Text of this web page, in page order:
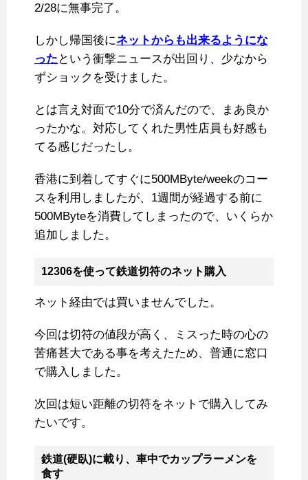
2/28に無事完了。
しかし帰国後にネットからも出来るようにな
った という衝撃ニュースが出回り、少なから
ずショックを受けました。
とは言え対面で10分で済んだので、まあ良か
ったかな。対応してくれた男性店員も好感も
てる感じだったし。
香港に到着してすぐに500MByte/weekのコー
スを利用しましたが、1週間が経過する前に
500MByteを消費してしまったので、いくらか
追加しました。
12306を使って鉄道切符のネット購入
ネット経由では買いませんでした。
今回は切符の値段が高く、ミスった時の心の
苦痛甚大である事を考えたため、普通に窓口
で購入しました。
次回は短い距離の切符をネットで購入してみ
たいです。
鉄道(硬臥)に載り、車中でカップラーメンを
食す